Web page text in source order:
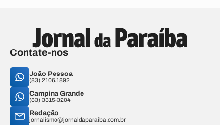
Contate-nos
João Pessoa
(83) 2106.1892
Campina Grande
(83) 3315-3204
Redação
jornalismo@jornaldaparaiba.com.br